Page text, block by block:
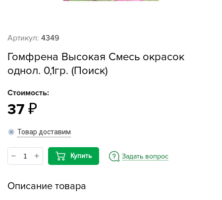
Артикул: 4349
Гомфрена Высокая Смесь окрасок
однол. 0,1гр. (Поиск)
Стоимость:
37
Товар доставим
Купить Задать вопрос
Описание товара